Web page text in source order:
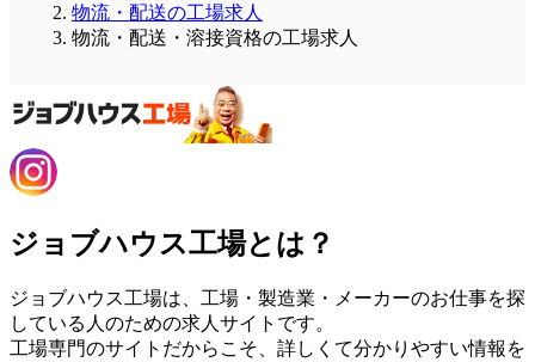
物流・配送の工場求人
物流・配送・溶接資格の工場求人
ジョブハウス工場とは？
ジョブハウス工場は、工場・製造業・メーカーのお仕事を探
している人のための求人サイトです。
工場専門のサイトだからこそ、詳しくて分かりやすい情報を